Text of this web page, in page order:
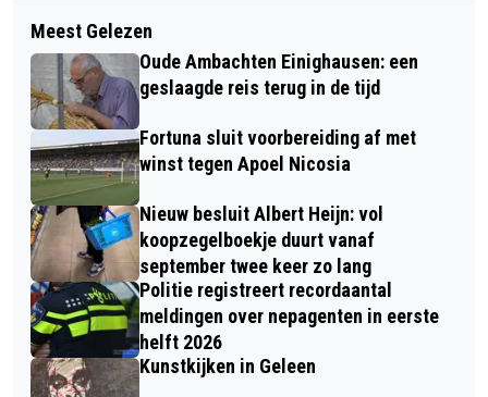
BRANDWEER BORN HOUDT
REALISTISCHE OEFENING IN ECHT-
SUSTEREN
TOON HERMANS HUIZEN
ORGANISEREN BIJEENKOMST ‘BLIJF
NABIJ’ OVER NABIJHEID EN
VERBINDING
Meest Gelezen
Oude Ambachten Einighausen: een
geslaagde reis terug in de tijd
Fortuna sluit voorbereiding af met
winst tegen Apoel Nicosia
Nieuw besluit Albert Heijn: vol
koopzegelboekje duurt vanaf
september twee keer zo lang
Politie registreert recordaantal
meldingen over nepagenten in eerste
helft 2026
Kunstkijken in Geleen